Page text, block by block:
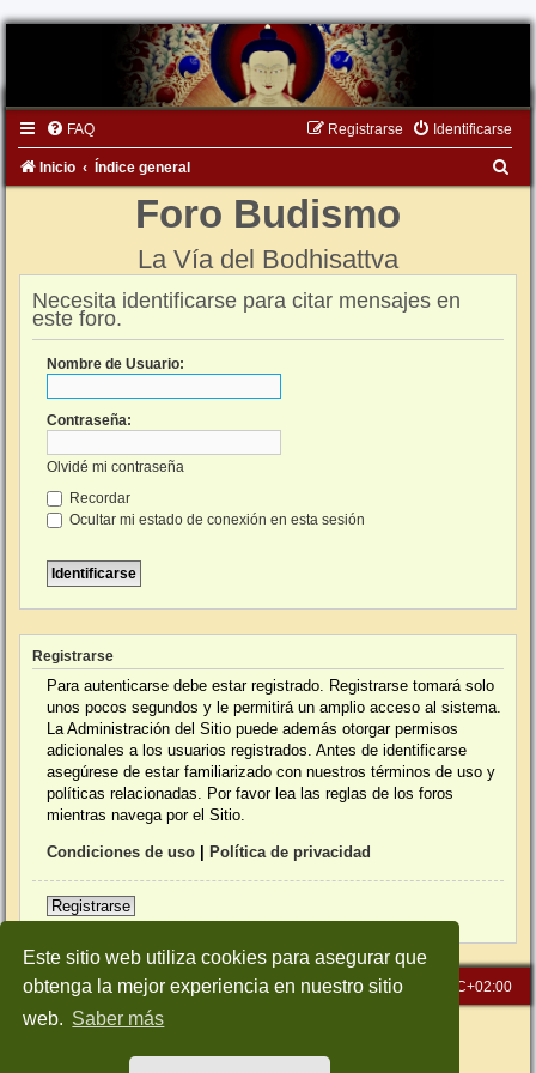
Este sitio web utiliza cookies para asegurar que
obtenga la mejor experiencia en nuestro sitio
web. Saber más
FAQ Identificarse
Registrarse
Inicio Índice general
Foro Budismo
La Vía del Bodhisattva
Necesita identificarse para citar mensajes en
este foro.
Nombre de Usuario:
Contraseña:
Olvidé mi contraseña
Recordar
Ocultar mi estado de conexión en esta sesión
Registrarse
Para autenticarse debe estar registrado. Registrarse tomará solo
unos pocos segundos y le permitirá un amplio acceso al sistema.
La Administración del Sitio puede además otorgar permisos
adicionales a los usuarios registrados. Antes de identificarse
asegúrese de estar familiarizado con nuestros términos de uso y
políticas relacionadas. Por favor lea las reglas de los foros
mientras navega por el Sitio.
Condiciones de uso Política de privacidad
Registrarse
Inicio Índice general Todos los horarios son UTC+02:00
Desarrollado porphpBB